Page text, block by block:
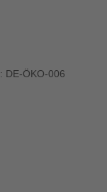
: DE-ÖKO-006